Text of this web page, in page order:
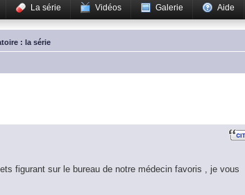
La série Vidéos Galerie Aide
: la série
figurant sur le bureau de notre médecin favoris , je vous